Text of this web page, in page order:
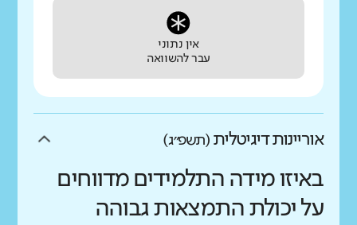
אין נתוני
עבר להשוואה
אוריינות דיגיטלית (תשפ״ג)
באיזו מידה התלמידים מדווחים
על יכולת התמצאות גבוהה